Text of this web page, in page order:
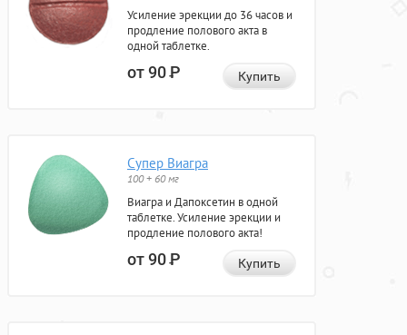
Усиление эрекции до 36 часов и
продление полового акта в
одной таблетке.
от 90Р Купить
Супер Виагра
100 + 60 мг
Виагра и Дапоксетин в одной
таблетке. Усиление эрекции и
продление полового акта!
от 90Р Купить